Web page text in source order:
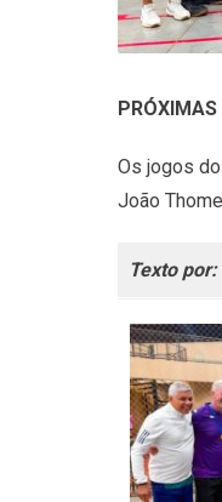
Os jogos
João
Texto por: